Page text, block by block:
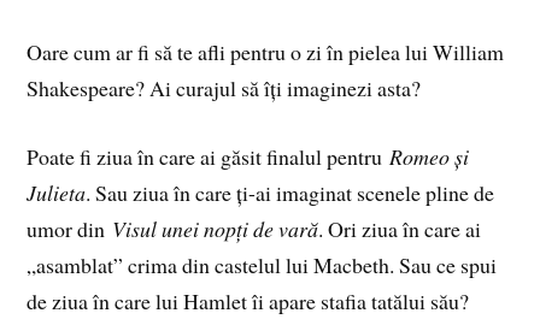
Oare cum ar fi să te afli pentru o zi în pielea lui William
Shakespeare? Ai curajul să îți imaginezi asta?
Poate fi ziua în care ai găsit finalul pentruRomeo și
Julieta. Sau ziua în care ți-ai imaginat scenele pline de
umor din Visul unei nopți de vară. Ori ziua în care ai
„asamblat” crima din castelul lui Macbeth. Sau ce spui
de ziua în care lui Hamlet îi apare stafia tatălui său?